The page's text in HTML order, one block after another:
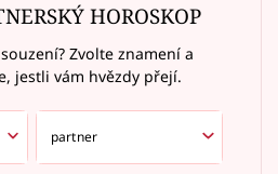
HOROSKOP
souzení? Zvolte znamení a
jestli vám hvězdy přejí.